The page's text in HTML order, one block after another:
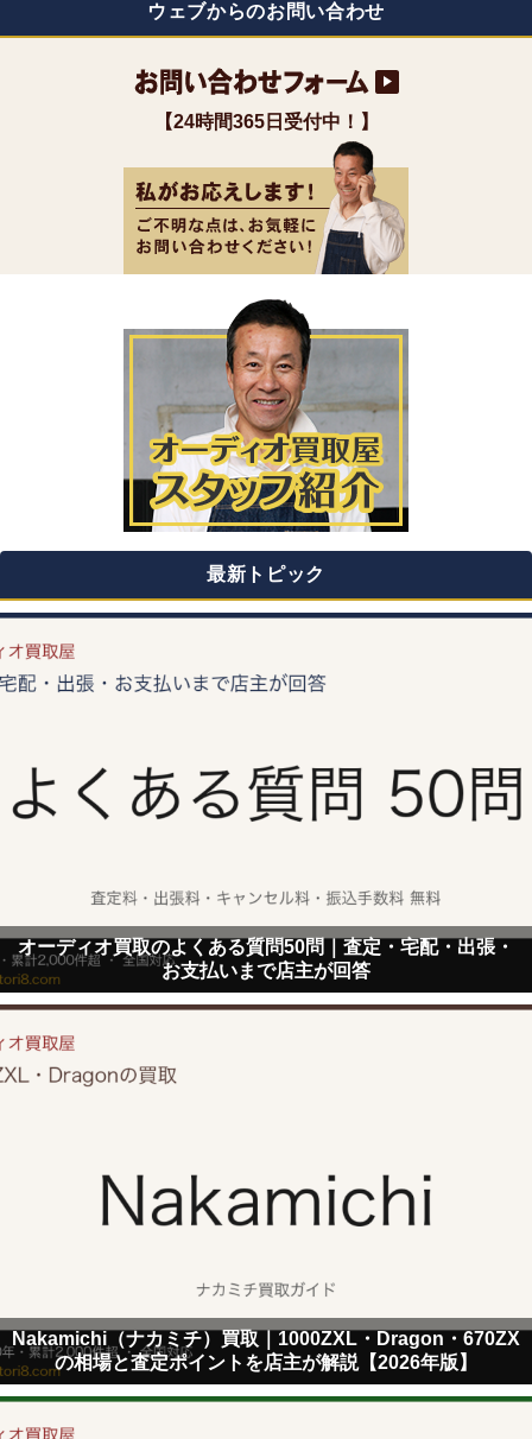
ウェブからのお問い合わせ
【24時間365日受付中！】
最新トピック
オーディオ買取のよくある質問50問｜査定・宅配・出張・
お支払いまで店主が回答
Nakamichi（ナカミチ）買取｜1000ZXL・Dragon・670ZX
の相場と査定ポイントを店主が解説【2026年版】